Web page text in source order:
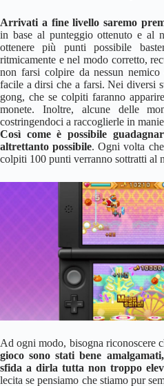
Arrivati a fine livello saremo
in base al punteggio ottenuto e al
ottenere più punti possibile
ritmicamente e nel modo corretto,
non farsi colpire da nessun
facile a dirsi che a farsi. Nei diversi
gong, che se colpiti faranno
monete. Inoltre, alcune delle
costringendoci a raccoglierle in
Così come è possibile
altrettanto possibile. Ogni volta
colpiti 100 punti verranno sottratti al
Ad ogni modo, bisogna riconoscere
gioco sono stati bene
sfida a dirla tutta non troppo
lecita se pensiamo che stiamo pur